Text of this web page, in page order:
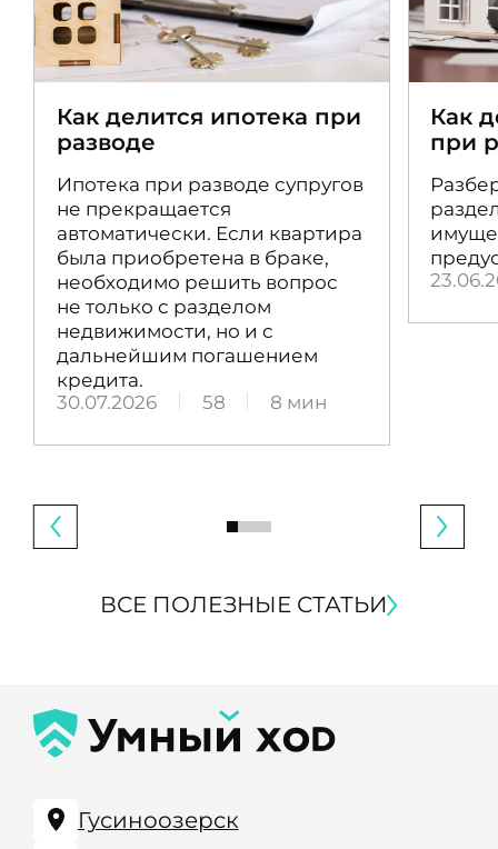
Как делится ипотека при
разводе
Ипотека при разводе супругов
не прекращается
автоматически. Если квартира
была приобретена в браке,
необходимо решить вопрос
не только с разделом
недвижимости, но и с
дальнейшим погашением
кредита.
30.07.2026
58 8 мин
Как
при
ВСЕ ПОЛЕЗНЫЕ СТАТЬИ
Гусиноозерск